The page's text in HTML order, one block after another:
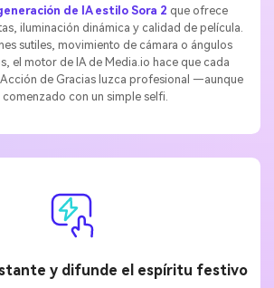
de IA estilo Sora 2 que ofrece
iluminación dinámica y calidad de película.
sutiles, movimiento de cámara o ángulos
el motor de IA de Media.io hace que cada
Acción de Gracias luzca profesional —aunque
comenzado con un simple selfi.
y difunde el espíritu festivo